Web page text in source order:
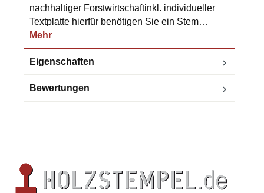
nachhaltiger Forstwirtschaftinkl. individueller
Textplatte hierfür benötigen Sie ein Stem…
Mehr
Eigenschaften
Bewertungen